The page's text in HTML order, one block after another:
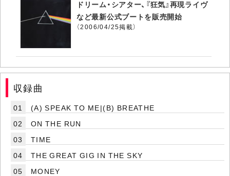
ドリーム・シアター、『狂気』再現ライヴ
など最新公式ブートを販売開始
（2006/04/25掲載）
収録曲
01
(A) SPEAK TO ME|(B) BREATHE
02
ON THE RUN
03
TIME
04
THE GREAT GIG IN THE SKY
05
MONEY